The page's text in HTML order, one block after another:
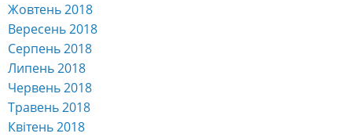
Жовтень 2018
Вересень 2018
Серпень 2018
Липень 2018
Червень 2018
Травень 2018
Квітень 2018